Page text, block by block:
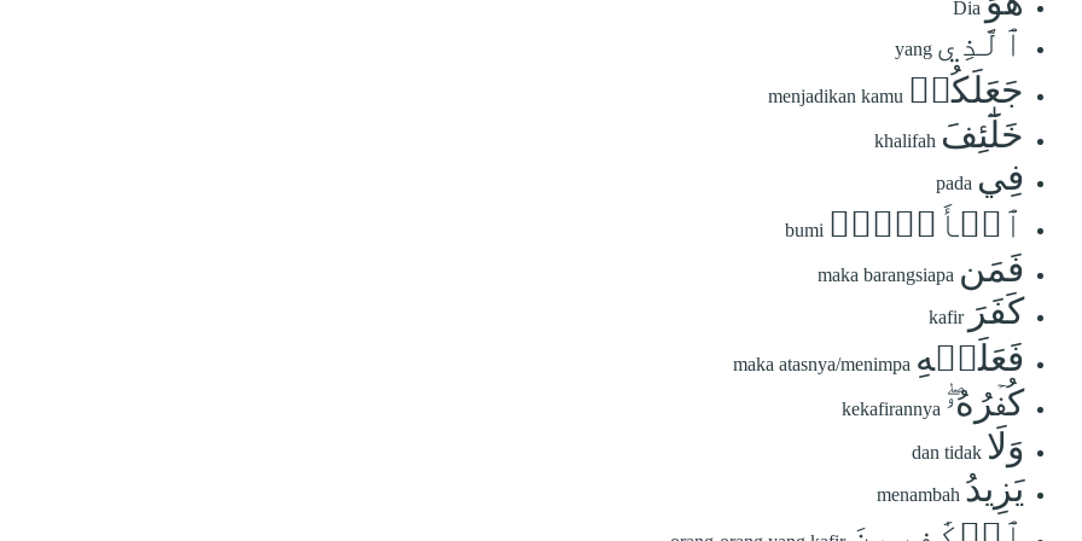
Dia
ٱلَّذِي yang
جَعَلَكُمۡ menjadikan kamu
خَلَٰٓئِفَ khalifah
فِي pada
ٱلۡأَرۡضِۚ bumi
فَمَن maka barangsiapa
كَفَرَ kafir
فَعَلَيۡهِ maka atasnya/menimpa
كُفۡرُهُۥۖ kekafirannya
وَلَا dan tidak
يَزِيدُ menambah